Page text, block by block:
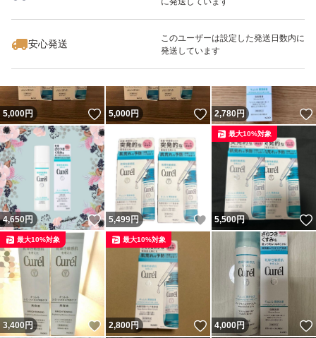
安心発送
このユーザーは設定した発送日数内に
発送しています
いいね！
5,000
5,000円 いいね！
5,000円 いいね！
2,780円
4,650円 いいね！
5,499円 いいね！
5,500円
最大10%対象
3,400円 いいね！
最大10%対象
2,800円 いいね！
最大10%対象
4,000円